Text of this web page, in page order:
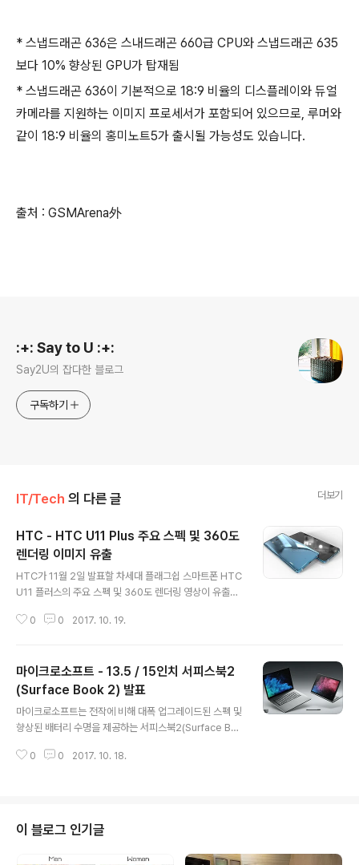
* 스냅드래곤 636은 스내드래곤 660급 CPU와 스냅드래곤 635
보다 10% 향상된 GPU가 탑재됨
* 스냅드래곤 636이 기본적으로 18:9 비율의 디스플레이와 듀얼
카메라를 지원하는 이미지 프로세서가 포함되어 있으므로, 루머와
같이 18:9 비율의 홍미노트5가 출시될 가능성도 있습니다.
출처 : GSMArena外
:+: Say to U :+:
Say2U의 잡다한 블로그
구독하기
IT/Tech 의 다른 글 더보기
HTC - HTC U11 Plus 주요 스펙 및 360도
렌더링 이미지 유출
HTC가 11월 2일 발표할 차세대 플래그쉽 스마트폰 HTC
U11 플러스의 주요 스펙 및 360도 렌더링 영상이 유출되
0 * 1440) 5.99인치 디스플레이를 사용한 U11 Plus는
안드로이드 8.0 오레오를 탑재해 최근 루머로 알려진 Oc
ean Master와 동일 기종임을 알 수 있으며, 벤치마크 결
과 싱글코어 1920점 / 멀티코어 5765점을 보여주고 있
습니다. 또한, 유출된 이미지를 통해 HTC U11과 거의 같
은 디자인이나 화면비등이 대폭 달라진 것을 알 수 있으며,
측면 버튼 배치등으로 인..
0 0 2017. 10. 19.
마이크로소프트 - 13.5 / 15인치 서피스북2
(Surface Book 2) 발표
마이크로소프트는 전작에 비해 대폭 업그레이드된 스펙 및
향상된 배터리 수명을 제공하는 서피스북2(Surface Boo
디자인의 개선외에도 터치스크린을 지원하는 4:3비율의 1
D, 17시간 비디오 재생 가능한 배터리(키보드를 분리한 태
블릿 모드에서는 5시간)를 탑재하였으며, 11월 16일부터
베이스 모델 기준 13.5인치 모델 1499달러 / 15인치 모델
0 0 2017. 10. 18.
이 블로그 인기글